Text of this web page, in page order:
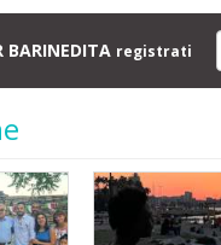
BARINEDITA registrati